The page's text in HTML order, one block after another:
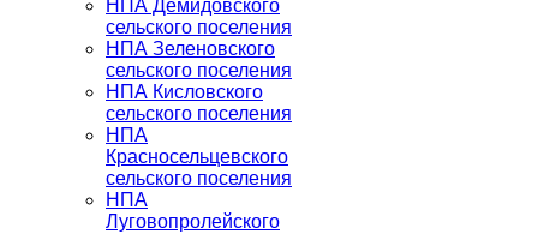
НПА Демидовского
сельского поселения
НПА Зеленовского
сельского поселения
НПА Кисловского
сельского поселения
НПА
Красносельцевского
сельского поселения
НПА
Луговопролейского